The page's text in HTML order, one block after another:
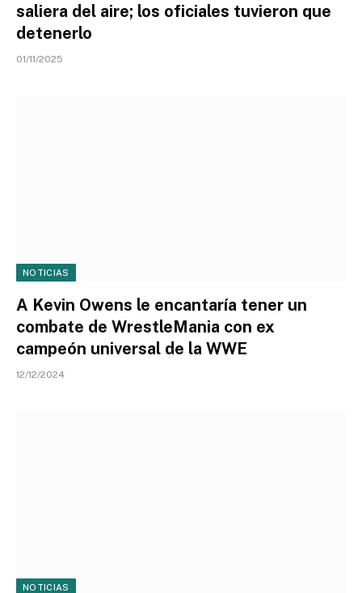
saliera del aire; los oficiales tuvieron que
detenerlo
01/11/2025
NOTICIAS
A Kevin Owens le encantaría tener un
combate de WrestleMania con ex
campeón universal de la WWE
12/12/2024
NOTICIAS